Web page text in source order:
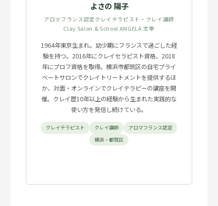
よさの 陽子
アロマフランス認定クレイテラピスト・クレイ講師
Clay Salon & School ANGELA 主宰
1964年東京生まれ。幼少期にフランスで過ごした経
験を持つ。2016年にクレイセラピスト資格、2018
年にプロフ資格を取得。横浜市都筑区の自宅プライ
ベートサロンでクレイトリートメントを提供するほ
か、対面・オンラインでクレイテラピーの講座を開
催。クレイ歴10年以上の経験から生まれた実践的な
使い方を発信し続けている。
クレイテラピスト クレイ講師
アロマフランス認定
横浜・都筑区